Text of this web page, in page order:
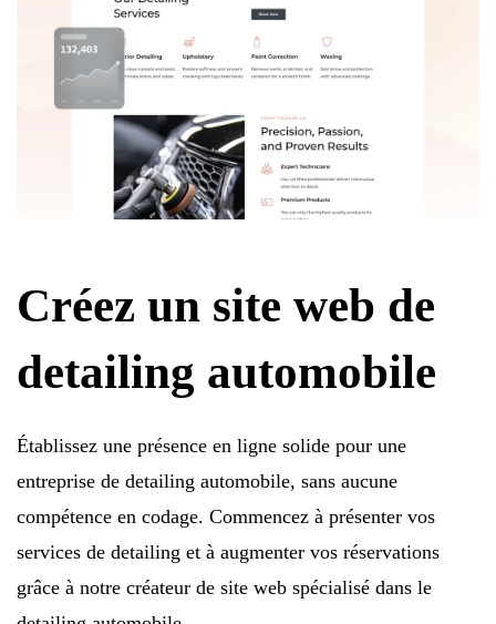
Créez un site web de
detailing automobile
Établissez une présence en ligne solide pour une
entreprise de detailing automobile, sans aucune
compétence en codage. Commencez à présenter vos
services de detailing et à augmenter vos réservations
grâce à notre créateur de site web spécialisé dans le